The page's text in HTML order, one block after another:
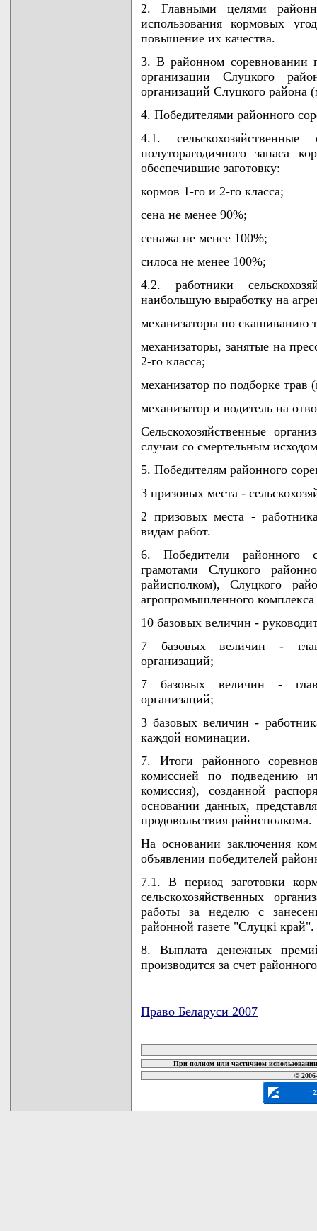
2. Главными целями
использования кормовых
повышение их качества.
3. В районном соревновании
организации Слуцкого
организаций Слуцкого района
4. Победителями районного
4.1. сельскохозяйственные
полуторагодичного запаса
обеспечившие заготовку:
кормов 1-го и 2-го класса;
сена не менее 90%;
сенажа не менее 100%;
силоса не менее 100%;
4.2. работники
наибольшую выработку на
механизаторы по скашиванию
механизаторы, занятые на
2-го класса;
механизатор по подборке
механизатор и водитель на
Сельскохозяйственные
случаи со смертельным
5. Победителям районного
3 призовых места -
2 призовых места -
видам работ.
6. Победители районного
грамотами Слуцкого
райисполком), Слуцкого
агропромышленного
10 базовых величин -
7 базовых величин -
организаций;
7 базовых величин -
организаций;
3 базовых величин -
каждой номинации.
7. Итоги районного
комиссией по подведению
комиссия), созданной
основании данных,
продовольствия райисполкома.
На основании заключения
объявлении победителей
7.1. В период заготовки
сельскохозяйственных
работы за неделю с
районной газете "Слуцкi край".
8. Выплата денежных
производится за счет
Право Беларуси 2007
При полном или частичном
©